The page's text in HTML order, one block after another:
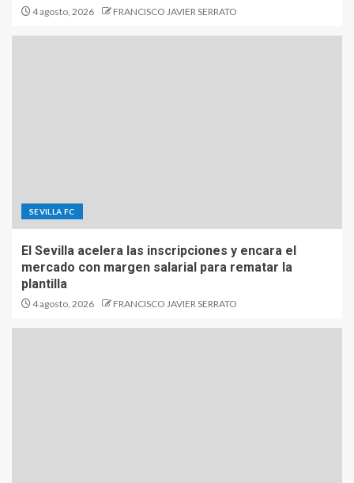
4 agosto, 2026 FRANCISCO JAVIER SERRATO
SEVILLA FC
El Sevilla acelera las inscripciones y encara el
mercado con margen salarial para rematar la
plantilla
4 agosto, 2026 FRANCISCO JAVIER SERRATO